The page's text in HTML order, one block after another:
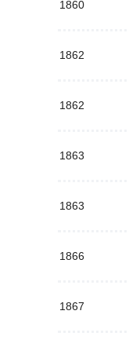
1860
1862
1862
1863
1863
1866
1867